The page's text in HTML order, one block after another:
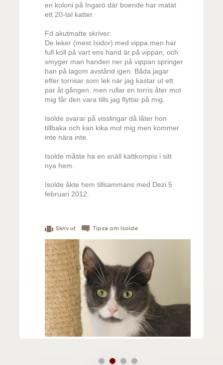
en koloni på Ingarö där boende har matat
ett 20-tal katter.
Fd akutmatte skriver:
De leker (mest Isidor) med vippa men har
full koll på vart ens hand är på vippan, och
smyger man handen ner på vippan springer
han på lagom avstånd igen. Båda jagar
efter torrisar som lek när jag kastar ut ett
par åt gången, men rullar en torris åter mot
mig får den vara tills jag flyttar på mig.
Isolde svarar på visslingar då låter hon
tillbaka och kan kika mot mig men kommer
inte nära inte.
Isolde måste ha en snäll kattkompis i sitt
nya hem.
Isolde åkte hem tillsammans med Dezi 5
februari 2012.
Skriv ut Tipsa om Isolde